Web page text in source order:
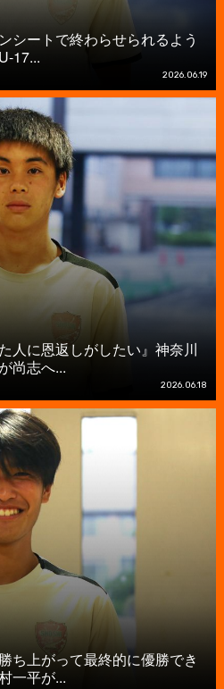
シートで終わらせられるよう
17...
2026.06.19
人に恩返しがしたい』神奈川
尚志へ...
2026.06.18
ち上がって最終的に優勝でき
一平が...